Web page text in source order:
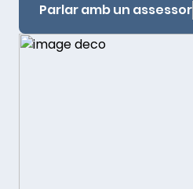
Parlar amb un assessor